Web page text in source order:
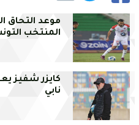
موعد التحاق
المنتخب
كايزر شفيز
نابي